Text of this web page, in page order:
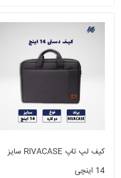
کیف لپ تاپ RIVACASE سایز
14 اینچی